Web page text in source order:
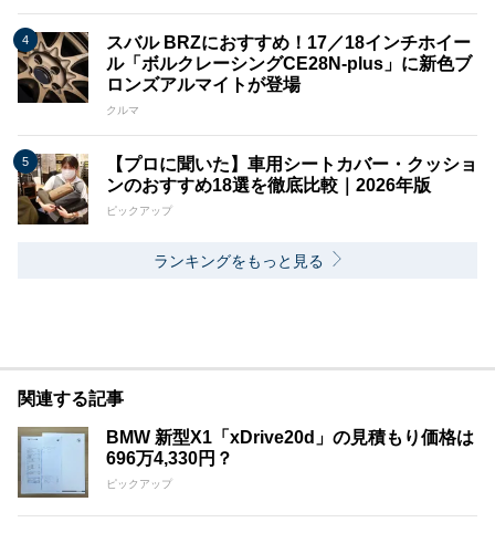
スバル BRZにおすすめ！17／18インチホイー
ル「ボルクレーシングCE28N-plus」に新色ブ
ロンズアルマイトが登場
クルマ
【プロに聞いた】車用シートカバー・クッショ
ンのおすすめ18選を徹底比較｜2026年版
ピックアップ
ランキングをもっと見る
関連する記事
BMW 新型X1「xDrive20d」の見積もり価格は
696万4,330円？
ピックアップ